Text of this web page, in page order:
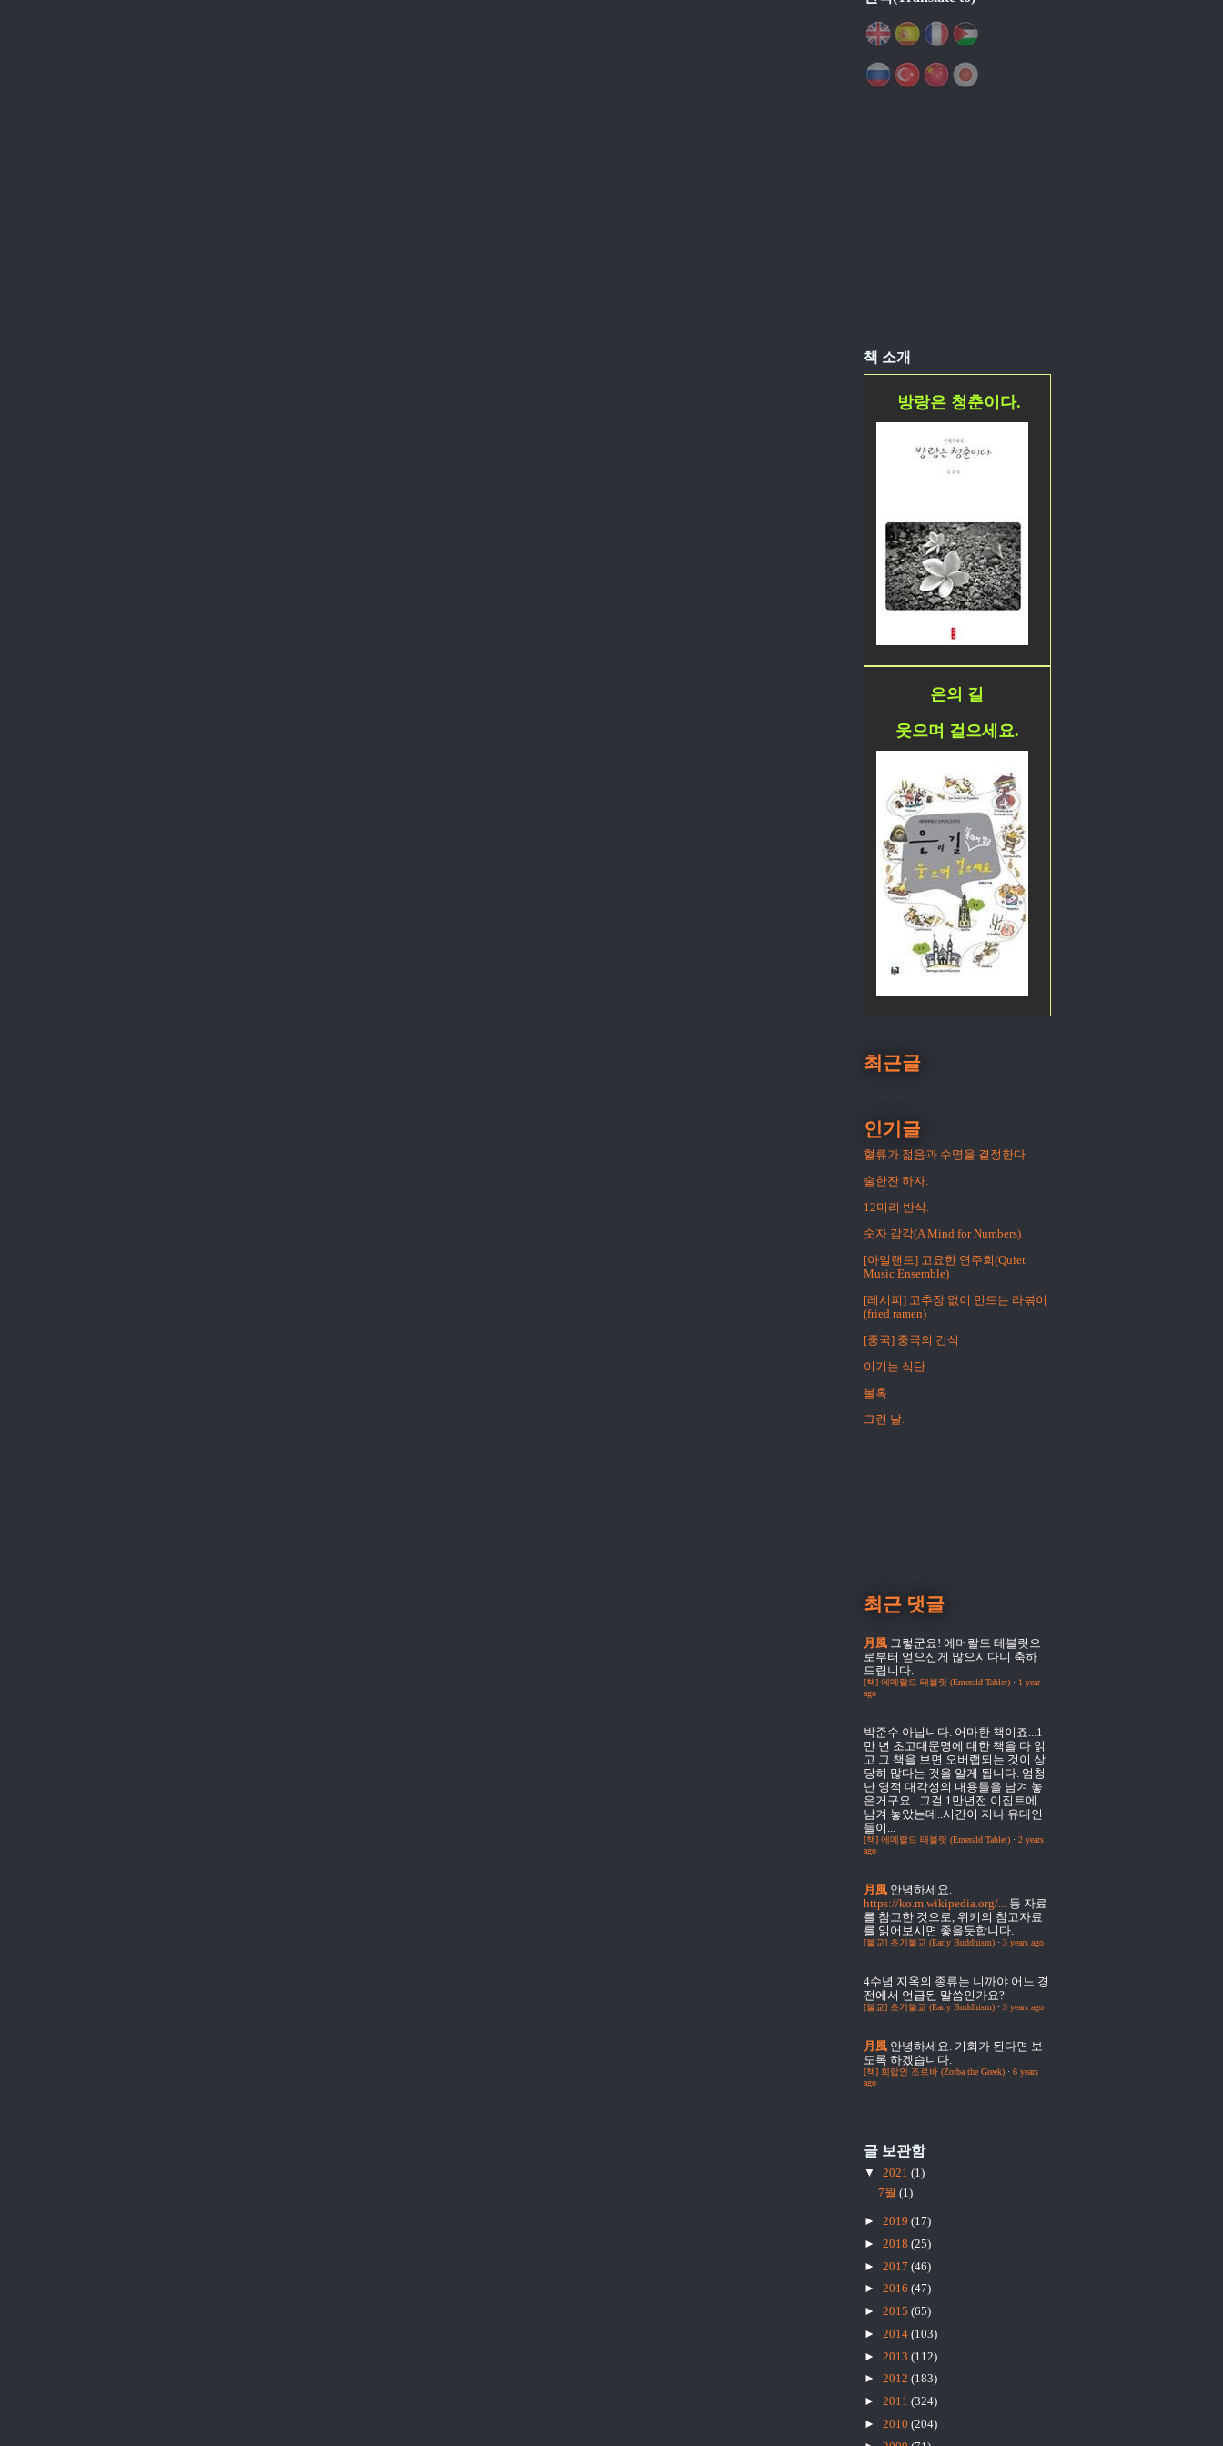
책 소개
방랑은 청춘이다.
은의 길
웃으며 걸으세요.
최근글
인기글
혈류가 젊음과 수명을 결정한다
술한잔 하자.
12미리 반삭.
숫자 감각(A Mind for Numbers)
[아일랜드] 고요한 연주회(Quiet
Music Ensemble)
[레시피] 고추장 없이 만드는 라볶이
(fried ramen)
[중국] 중국의 간식
이기는 식단
불혹
그런 날.
최근 댓글
月風 그렇군요! 에머랄드 테블릿으
로부터 얻으신게 많으시다니 축하
드립니다.
[책] 에메랄드 태블릿 (Emerald Tablet) · 1 year
ago
박준수 아닙니다. 어마한 책이죠...1
만 년 초고대문명에 대한 책을 다 읽
고 그 책을 보면 오버랩되는 것이 상
당히 많다는 것을 알게 됩니다. 엄청
난 영적 대각성의 내용들을 남겨 놓
은거구요...그걸 1만년전 이집트에
남겨 놓았는데..시간이 지나 유대인
들이...
[책] 에메랄드 태블릿 (Emerald Tablet) · 2 years
ago
月風 안녕하세요.
https://ko.m.wikipedia.org/... 등 자료
를 참고한 것으로, 위키의 참고자료
를 읽어보시면 좋을듯합니다.
[불교] 초기불교 (Early Buddhism) · 3 years ago
4수념 지옥의 종류는 니까야 어느 경
전에서 언급된 말씀인가요?
[불교] 초기불교 (Early Buddhism) · 3 years ago
月風 안녕하세요. 기회가 된다면 보
도록 하겠습니다.
[책] 희랍인 조르바 (Zorba the Greek) · 6 years
ago
글 보관함
▼ 2021 (1)
7월 (1)
► 2019 (17)
► 2018 (25)
► 2017 (46)
► 2016 (47)
► 2015 (65)
► 2014 (103)
► 2013 (112)
► 2012 (183)
► 2011 (324)
► 2010 (204)